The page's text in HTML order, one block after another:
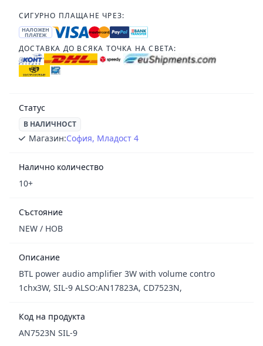
СИГУРНО ПЛАЩАНЕ ЧРЕЗ:
НАЛОЖЕН
ПЛАТЕЖ
ДОСТАВКА ДО ВСЯКА ТОЧКА НА СВЕТА:
Статус
В НАЛИЧНОСТ
Магазин:София, Младост 4
Налично количество
10+
Състояние
NEW / НОВ
Описание
BTL power audio amplifier 3W with volume contro
1chx3W, SIL-9 ALSO:AN17823A, CD7523N,
Код на продукта
AN7523N SIL-9